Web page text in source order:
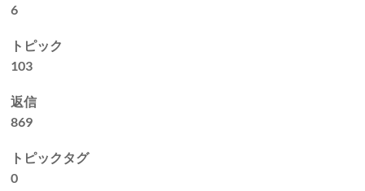
6
トピック
103
返信
869
トピックタグ
0